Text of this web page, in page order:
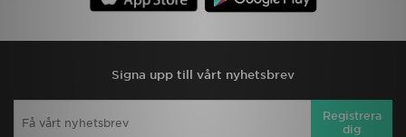
Signa upp till vårt nyhetsbrev
Registrera
dig